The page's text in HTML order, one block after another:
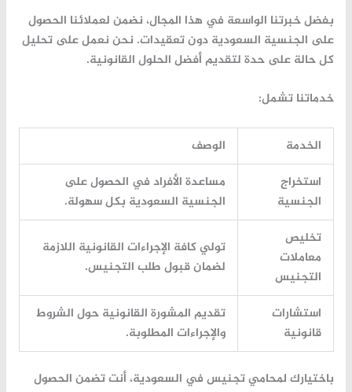
بفضل خبرتنا الواسعة في هذا المجال، نضمن لعملائنا الحصول
على الجنسية السعودية دون تعقيدات. نحن نعمل على تحليل
كل حالة على حدة لتقديم أفضل الحلول القانونية.
خدماتنا تشمل:
الخدمة
الوصف
استخراج
الجنسية
مساعدة الأفراد في الحصول على
الجنسية السعودية بكل سهولة.
تخليص
معاملات
التجنيس
تولي كافة الإجراءات القانونية اللازمة
لضمان قبول طلب التجنيس.
استشارات
قانونية
تقديم المشورة القانونية حول الشروط
والإجراءات المطلوبة.
باختيارك لمحامي تجنيس في السعودية، أنت تضمن الحصول